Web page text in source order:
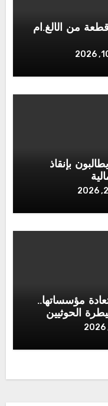
مشروع «مسام»: إتلاف1861 قطعة من الألغ.ام
بإنقاذ
مؤسساتها..
الحوثيين